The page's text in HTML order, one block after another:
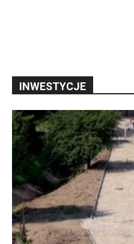
INWESTYCJE